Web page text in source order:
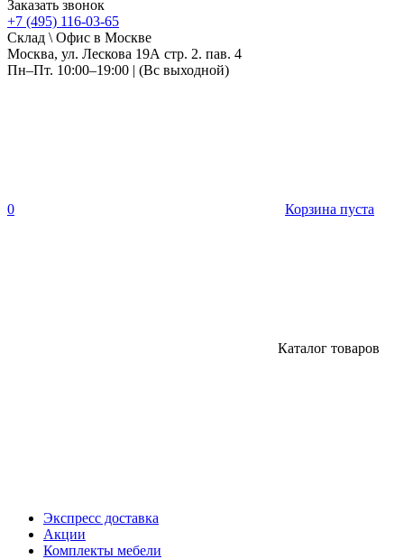
Заказать звонок
+7 (495) 116-03-65
Склад \ Офис в Москве
Москва, ул. Лескова 19А стр. 2. пав. 4
Пн–Пт. 10:00–19:00 | (Вс выходной)
0 Корзина пуста
Каталог товаров
Экспресс доставка
Акции
Комплекты мебели